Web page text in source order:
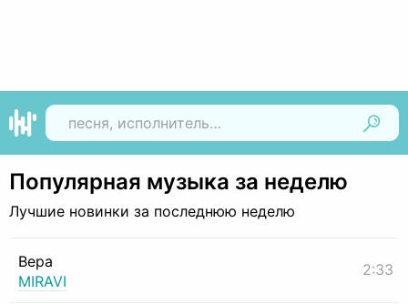
Популярная музыка за неделю
Лучшие новинки за последнюю неделю
Вера
MIRAVI
2:33